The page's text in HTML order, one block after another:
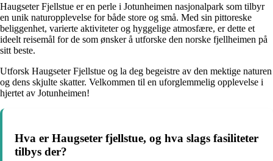
Haugseter Fjellstue er en perle i Jotunheimen nasjonalpark som tilbyr
en unik naturopplevelse for både store og små. Med sin pittoreske
beliggenhet, varierte aktiviteter og hyggelige atmosfære, er dette et
ideelt reisemål for de som ønsker å utforske den norske fjellheimen på
sitt beste.
Utforsk Haugseter Fjellstue og la deg begeistre av den mektige naturen
og dens skjulte skatter. Velkommen til en uforglemmelig opplevelse i
hjertet av Jotunheimen!
Hva er Haugseter fjellstue, og hva slags fasiliteter
tilbys der?